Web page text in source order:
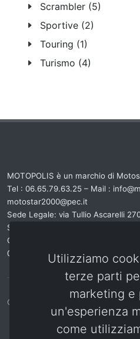
Utilizziamo
terze parti
marketing
un'esperienza
come
Scrambler (5)
Sportive (2)
Touring (1)
Turismo (4)
MOTOPOLIS è un marchio di
Tel : 06.65.79.63.25 – Mail :
motostar2000@pec.it
Sede Legale: via Tullio Ascarelli
Sede Operativa: via Dante De
Capitale Sociale : € 32.000 - REA :
06053051006
Copyrights © 2018 Motopolis